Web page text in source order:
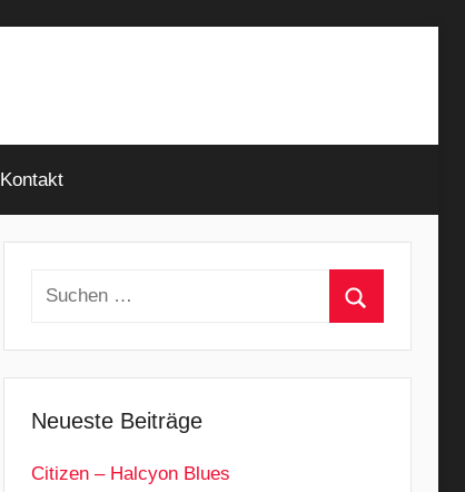
Kontakt
Suchen
Neueste Beiträge
Citizen – Halcyon Blues